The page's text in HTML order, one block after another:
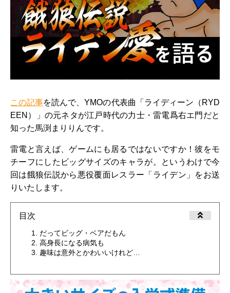
この記事を読んで、YMOの代表曲「ライディーン（RYD
EEN）」の元ネタが江戸時代の力士・雷電爲右エ門だと
知った馬渕まりりんです。
雷電と言えば、ゲームにも居るではないですか！彼をモ
チーフにしたビッグサイズのキャラが。というわけで今
回は餓狼伝説から悪役覆面レスラー「ライデン」をお送
りいたします。
目次
だってビッグ・ベアだもん
高身長になる病気も
趣味は意外とかわいいけれど…